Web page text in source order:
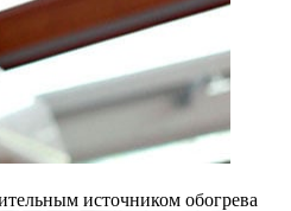
источником обогрева